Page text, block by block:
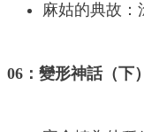
麻姑的典故：
06：變形神話（下